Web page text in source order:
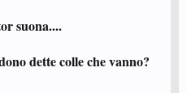
suona....
dette colle che vanno?